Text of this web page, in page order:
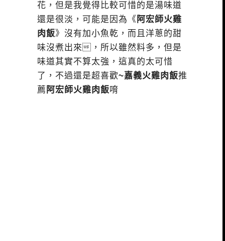
花，但是我覺得比較可惜的是湯味道
還是很淡，可能是因為《 阿宏師火雞
肉飯》沒有加小魚乾，而且洋蔥的甜
味沒煮出來，所以雖然料多，但是
味道其實不算太強，這真的太可惜
了，不過還是超喜歡~嘉義火雞肉飯推
薦 阿宏師火雞肉飯唷